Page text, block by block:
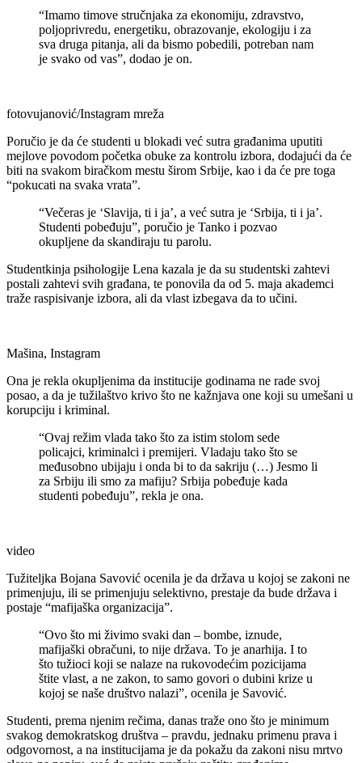
“Imamo timove stručnjaka za ekonomiju, zdravstvo,
poljoprivredu, energetiku, obrazovanje, ekologiju i za
sva druga pitanja, ali da bismo pobedili, potreban nam
je svako od vas”, dodao je on.
fotovujanović/Instagram mreža
Poručio je da će studenti u blokadi već sutra građanima uputiti
mejlove povodom početka obuke za kontrolu izbora, dodajući da će
biti na svakom biračkom mestu širom Srbije, kao i da će pre toga
“pokucati na svaka vrata”.
“Večeras je ‘Slavija, ti i ja’, a već sutra je ‘Srbija, ti i ja’.
Studenti pobeđuju”, poručio je Tanko i pozvao
okupljene da skandiraju tu parolu.
Studentkinja psihologije Lena kazala je da su studentski zahtevi
postali zahtevi svih građana, te ponovila da od 5. maja akademci
traže raspisivanje izbora, ali da vlast izbegava da to učini.
Mašina, Instagram
Ona je rekla okupljenima da institucije godinama ne rade svoj
posao, a da je tužilaštvo krivo što ne kažnjava one koji su umešani u
korupciju i kriminal.
“Ovaj režim vlada tako što za istim stolom sede
policajci, kriminalci i premijeri. Vladaju tako što se
međusobno ubijaju i onda bi to da sakriju (…) Jesmo li
za Srbiju ili smo za mafiju? Srbija pobeđuje kada
studenti pobeđuju”, rekla je ona.
video
Tužiteljka Bojana Savović ocenila je da država u kojoj se zakoni ne
primenjuju, ili se primenjuju selektivno, prestaje da bude država i
postaje “mafijaška organizacija”.
“Ovo što mi živimo svaki dan – bombe, iznude,
mafijaški obračuni, to nije država. To je anarhija. I to
što tužioci koji se nalaze na rukovodećim pozicijama
štite vlast, a ne zakon, to samo govori o dubini krize u
kojoj se naše društvo nalazi”, ocenila je Savović.
Studenti, prema njenim rečima, danas traže ono što je minimum
svakog demokratskog društva – pravdu, jednaku primenu prava i
odgovornost, a na institucijama je da pokažu da zakoni nisu mrtvo